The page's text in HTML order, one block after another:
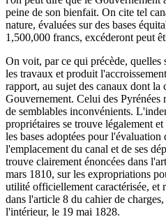
peine de son bienfait. On cite tel
nature, évaluées sur des bases
1,500,000 francs, excéderont peut
On voit, par ce qui précède, quelles
les travaux et produit
rapport, au sujet des canaux dont la
Gouvernement. Celui des
de semblables inconvénients.
propriétaires se trouve légalement
les bases adoptées pour l'évaluation
l'emplacement du canal et de ses
trouve clairement énoncées dans
mars 1810, sur les expropriations
utilité officiellement caractérisée, et
dans l'article 8 du cahier de
l'intérieur, le 19 mai 1828.